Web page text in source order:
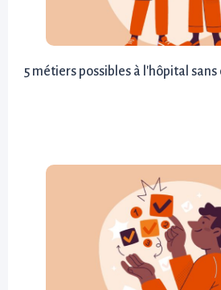
5 métiers possibles à l'hôpital